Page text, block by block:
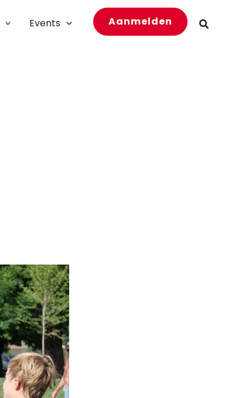
Events Aanmelden Zoeken